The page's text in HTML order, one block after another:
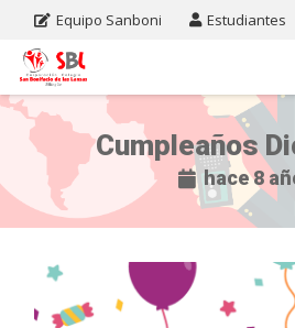
Equipo Sanboni Estudiantes
Cumpleaños
hace 8